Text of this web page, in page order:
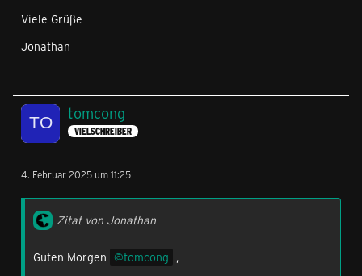
Viele Grüße
Jonathan
tomcong
VIELSCHREIBER
4. Februar 2025 um 11:25
Zitat von Jonathan
Guten Morgen tomcong ,